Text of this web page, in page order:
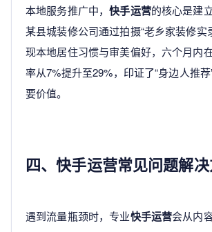
本地服务推广中，快手运营的核心是建
某县城装修公司通过拍摄“老乡家装修实
现本地居住习惯与审美偏好，六个月内
率从7%提升至29%，印证了“身边人推
要价值。
四、快手运营常见问题解
遇到流量瓶颈时，专业快手运营会从内